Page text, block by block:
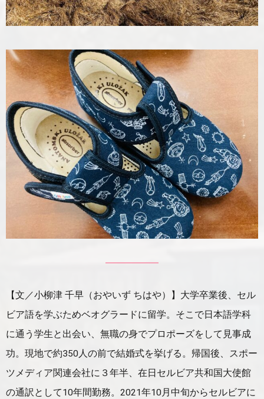
【文／小柳津 千早（おやいず ちはや）】大学卒業後、セル
ビア語を学ぶためベオグラードに留学。そこで日本語学科
に通う学生と出会い、無職の身でプロポーズをして見事成
功。現地で約350人の前で結婚式を挙げる。帰国後、スポー
ツメディア関連会社に３年半、在日セルビア共和国大使館
の通訳として10年間勤務。2021年10月中旬からセルビアに